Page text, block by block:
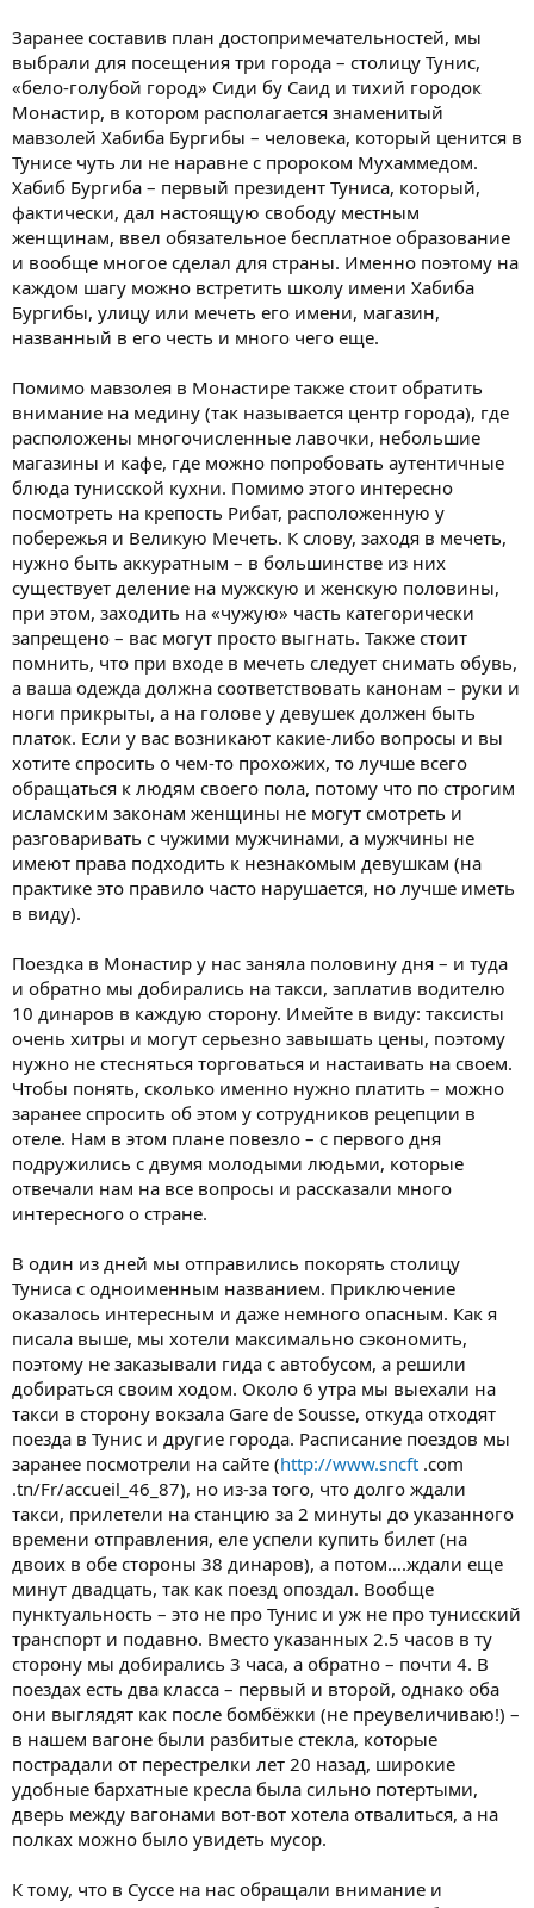
Заранее составив план достопримечательностей, мы
выбрали для посещения три города – столицу Тунис,
«бело-голубой город» Сиди бу Саид и тихий городок
Монастир, в котором располагается знаменитый
мавзолей Хабиба Бургибы – человека, который ценится в
Тунисе чуть ли не наравне с пророком Мухаммедом.
Хабиб Бургиба – первый президент Туниса, который,
фактически, дал настоящую свободу местным
женщинам, ввел обязательное бесплатное образование
и вообще многое сделал для страны. Именно поэтому на
каждом шагу можно встретить школу имени Хабиба
Бургибы, улицу или мечеть его имени, магазин,
названный в его честь и много чего еще.
Помимо мавзолея в Монастире также стоит обратить
внимание на медину (так называется центр города), где
расположены многочисленные лавочки, небольшие
магазины и кафе, где можно попробовать аутентичные
блюда тунисской кухни. Помимо этого интересно
посмотреть на крепость Рибат, расположенную у
побережья и Великую Мечеть. К слову, заходя в мечеть,
нужно быть аккуратным – в большинстве из них
существует деление на мужскую и женскую половины,
при этом, заходить на «чужую» часть категорически
запрещено – вас могут просто выгнать. Также стоит
помнить, что при входе в мечеть следует снимать обувь,
а ваша одежда должна соответствовать канонам – руки и
ноги прикрыты, а на голове у девушек должен быть
платок. Если у вас возникают какие-либо вопросы и вы
хотите спросить о чем-то прохожих, то лучше всего
обращаться к людям своего пола, потому что по строгим
исламским законам женщины не могут смотреть и
разговаривать с чужими мужчинами, а мужчины не
имеют права подходить к незнакомым девушкам (на
практике это правило часто нарушается, но лучше иметь
в виду).
Поездка в Монастир у нас заняла половину дня – и туда
и обратно мы добирались на такси, заплатив водителю
10 динаров в каждую сторону. Имейте в виду: таксисты
очень хитры и могут серьезно завышать цены, поэтому
нужно не стесняться торговаться и настаивать на своем.
Чтобы понять, сколько именно нужно платить – можно
заранее спросить об этом у сотрудников рецепции в
отеле. Нам в этом плане повезло – с первого дня
подружились с двумя молодыми людьми, которые
отвечали нам на все вопросы и рассказали много
интересного о стране.
В один из дней мы отправились покорять столицу
Туниса с одноименным названием. Приключение
оказалось интересным и даже немного опасным. Как я
писала выше, мы хотели максимально сэкономить,
поэтому не заказывали гида с автобусом, а решили
добираться своим ходом. Около 6 утра мы выехали на
такси в сторону вокзала Gare de Sousse, откуда отходят
поезда в Тунис и другие города. Расписание поездов мы
заранее посмотрели на сайте (http://www.sncft .com
.tn/Fr/accueil_46_87), но из-за того, что долго ждали
такси, прилетели на станцию за 2 минуты до указанного
времени отправления, еле успели купить билет (на
двоих в обе стороны 38 динаров), а потом….ждали еще
минут двадцать, так как поезд опоздал. Вообще
пунктуальность – это не про Тунис и уж не про тунисский
транспорт и подавно. Вместо указанных 2.5 часов в ту
сторону мы добирались 3 часа, а обратно – почти 4. В
поездах есть два класса – первый и второй, однако оба
они выглядят как после бомбёжки (не преувеличиваю!) –
в нашем вагоне были разбитые стекла, которые
пострадали от перестрелки лет 20 назад, широкие
удобные бархатные кресла была сильно потертыми,
дверь между вагонами вот-вот хотела отвалиться, а на
полках можно было увидеть мусор.
К тому, что в Суссе на нас обращали внимание и